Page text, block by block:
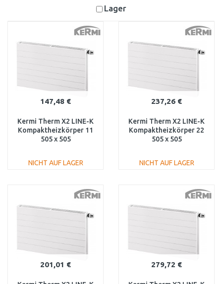
Lager
147,48 €
Kermi Therm X2 LINE-K
Kompaktheizkörper 11
505 x 505
NICHT AUF LAGER
237,26 €
Kermi Therm X2 LINE-K
Kompaktheizkörper 22
505 x 505
NICHT AUF LAGER
201,01 € 279,72 €